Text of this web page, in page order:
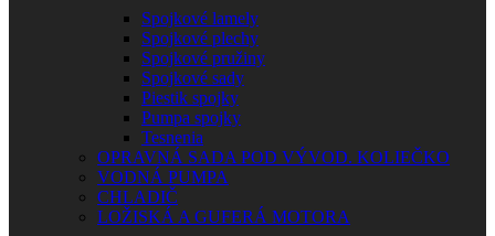
Spojkové lamely
Spojkové plechy
Spojkové pružiny
Spojkové sady
Piestik spojky
Pumpa spojky
Tesnenia
OPRAVNÁ SADA POD VÝVOD. KOLIEČKO
VODNÁ PUMPA
CHLADIČ
LOŽISKÁ A GUFERÁ MOTORA